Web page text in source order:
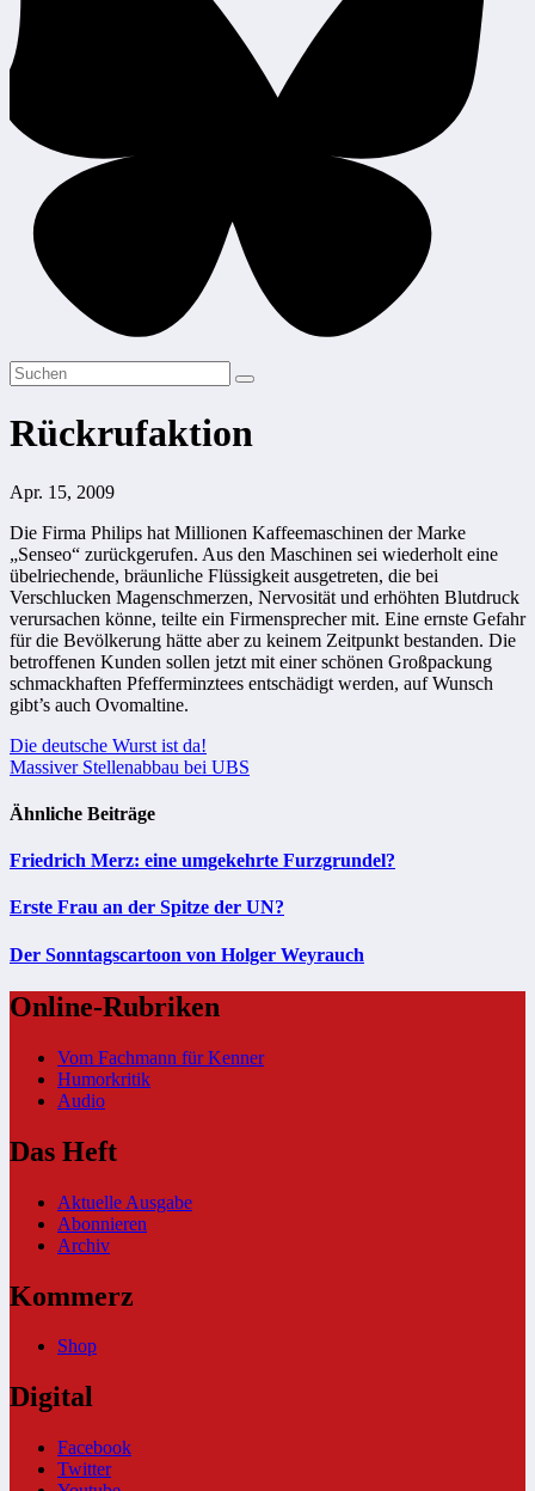
Rückrufaktion
Apr. 15, 2009
Die Firma Philips hat Millionen Kaffeemaschinen der Marke
„Senseo“ zurückgerufen. Aus den Maschinen sei wiederholt eine
übelriechende, bräunliche Flüssigkeit ausgetreten, die bei
Verschlucken Magenschmerzen, Nervosität und erhöhten Blutdruck
verursachen könne, teilte ein Firmensprecher mit. Eine ernste Gefahr
für die Bevölkerung hätte aber zu keinem Zeitpunkt bestanden. Die
betroffenen Kunden sollen jetzt mit einer schönen Großpackung
schmackhaften Pfefferminztees entschädigt werden, auf Wunsch
gibt’s auch Ovomaltine.
Beitragsnavigation
Die deutsche Wurst ist da!
Massiver Stellenabbau bei UBS
Ähnliche Beiträge
Friedrich Merz: eine umgekehrte Furzgrundel?
Erste Frau an der Spitze der UN?
Der Sonntagscartoon von Holger Weyrauch
Online-Rubriken
Vom Fachmann für Kenner
Humorkritik
Audio
Das Heft
Aktuelle Ausgabe
Abonnieren
Archiv
Kommerz
Shop
Digital
Facebook
Twitter